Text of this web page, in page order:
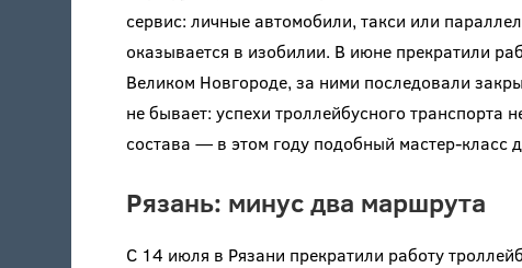
сервис: личные автомобили, такси или
оказывается в изобилии. В июне прекратили
Великом Новгороде, за ними последовали
не бывает: успехи троллейбусного
состава — в этом году подобный мастер-класс
Рязань: минус два маршрута
С 14 июля в Рязани прекратили работу